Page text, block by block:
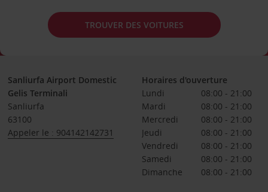
TROUVER DES VOITURES
Sanliurfa Airport Domestic
Gelis Terminali
Sanliurfa
63100
Appeler le : 904142142731
Horaires d'ouverture
Lundi
08:00 - 21:00
Mardi
08:00 - 21:00
Mercredi
08:00 - 21:00
Jeudi
08:00 - 21:00
Vendredi
08:00 - 21:00
Samedi
08:00 - 21:00
Dimanche
08:00 - 21:00